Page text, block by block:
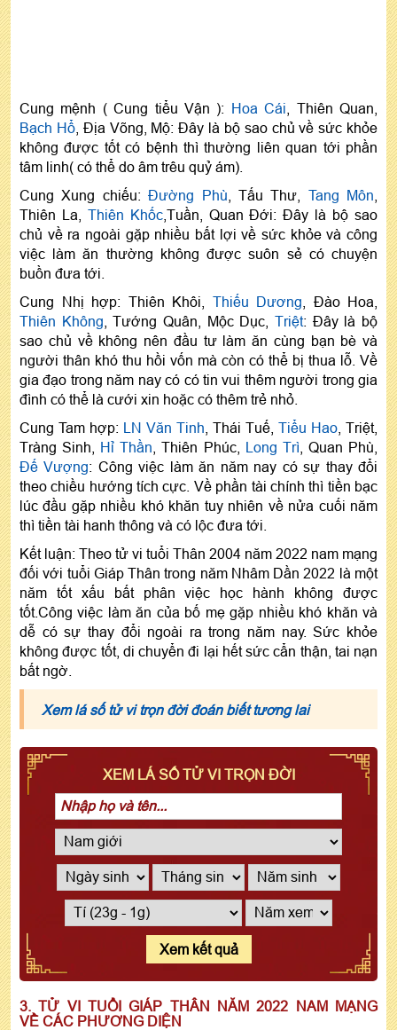
Cung mệnh ( Cung tiểu Vận ): Hoa Cái , Thiên Quan,
Bạch Hổ, Địa Võng, Mộ: Đây là bộ sao chủ về sức khỏe
không được tốt có bệnh thì thường liên quan tới phần
tâm linh( có thể do âm trêu quỷ ám).
Cung Xung chiếu:Đường Phù , Tấu Thư, Tang Môn
Thiên La, Thiên Khốc,Tuần, Quan Đới: Đây là bộ sao
chủ về ra ngoài gặp nhiều bất lợi về sức khỏe và công
việc làm ăn thường không được suôn sẻ có chuyện
buồn đưa tới.
Cung Nhị hợp: Thiên Khôi, Thiếu Dương , Đào Hoa,
Thiên Không , Tướng Quân, Mộc Dục,Triệt: Đây là bộ
sao chủ về không nên đầu tư làm ăn cùng bạn bè và
người thân khó thu hồi vốn mà còn có thể bị thua lỗ. Về
gia đạo trong năm nay có có tin vui thêm người trong gia
đình có thể là cưới xin hoặc có thêm trẻ nhỏ.
Cung Tam hợp: LN Văn Tinh , Thái Tuế, Tiểu Hao , Triệt,
Tràng Sinh, Hỉ Thần , Thiên Phúc, Long Trì , Quan Phù,
Đế Vượng: Công việc làm ăn năm nay có sự thay đổi
theo chiều hướng tích cực. Về phần tài chính thì tiền bạc
lúc đầu gặp nhiều khó khăn tuy nhiên về nửa cuối năm
thì tiền tài hanh thông và có lộc đưa tới.
Kết luận: Theo tử vi tuổi Thân 2004 năm 2022 nam mạng
đối với tuổi Giáp Thân trong năm Nhâm Dần 2022 là một
năm tốt xấu bất phân việc học hành không được
tốt.Công việc làm ăn của bố mẹ gặp nhiều khó khăn và
dễ có sự thay đổi ngoài ra trong năm nay. Sức khỏe
không được tốt, di chuyển đi lại hết sức cẩn thận, tai nạn
bất ngờ.
Xem lá số tử vi trọn đời đoán biết tương lai
XEM LÁ SỐ TỬ VI TRỌN ĐỜI
Xem kết quả
3. TỬ VI TUỔI GIÁP THÂN NĂM 2022 NAM MẠNG
VỀ CÁC PHƯƠNG DIỆN